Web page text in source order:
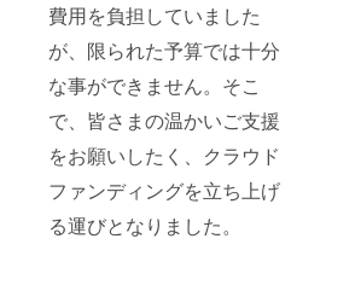
費用を負担していました
が、限られた予算では十分
な事ができません。そこ
で、皆さまの温かいご支援
をお願いしたく、クラウド
ファンディングを立ち上げ
る運びとなりました。